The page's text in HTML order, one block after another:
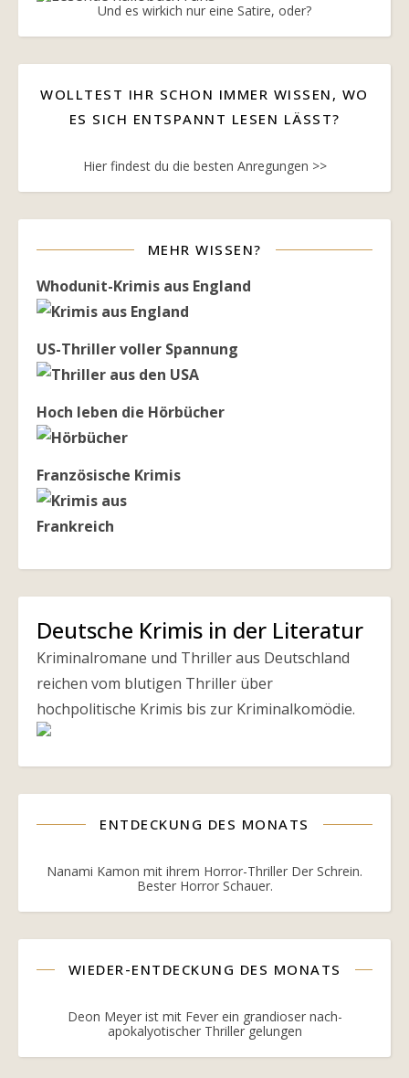
Und es wirkich nur eine Satire, oder?
WOLLTEST IHR SCHON IMMER WISSEN, WO
ES SICH ENTSPANNT LESEN LÄSST?
Hier findest du die besten Anregungen >>
MEHR WISSEN?
Whodunit-Krimis aus England
US-Thriller voller Spannung
Hoch leben die Hörbücher
Französische Krimis
Deutsche Krimis in der Literatur
Kriminalromane und Thriller aus Deutschland
reichen vom blutigen Thriller über
hochpolitische Krimis bis zur Kriminalkomödie.
ENTDECKUNG DES MONATS
Nanami Kamon mit ihrem Horror-Thriller Der Schrein.
Bester Horror Schauer.
WIEDER-ENTDECKUNG DES MONATS
Deon Meyer ist mit Fever ein grandioser nach-
apokalyotischer Thriller gelungen